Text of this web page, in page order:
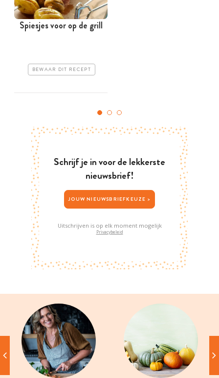
Spiesjes voor op de grill
BEWAAR DIT RECEPT
Schrijf je in voor de lekkerste
nieuwsbrief!
JOUW NIEUWSBRIEFKEUZE >
Uitschrijven is op elk moment mogelijk
Privacybeleid